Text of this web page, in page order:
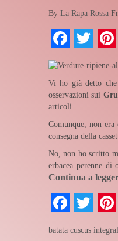
By La Rapa Rossa
Vi ho già detto
osservazioni sui
articoli.
Comunque, non
consegna della
No, non ho scritto
erbacea perenne
Continua a
batata cuscus